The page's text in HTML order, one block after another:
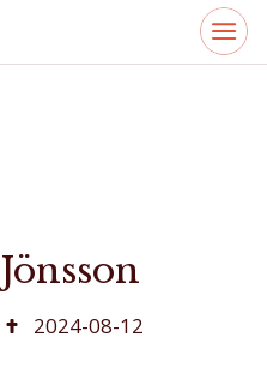
2024-08-12